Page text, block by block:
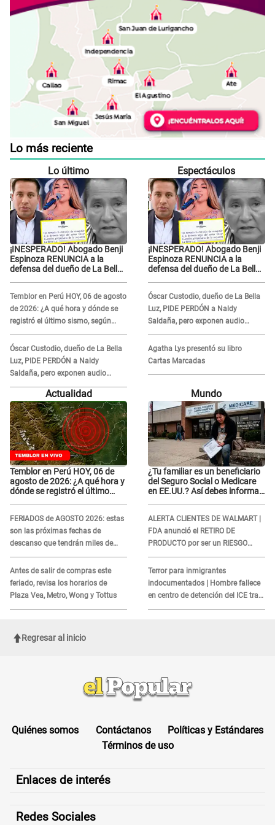
Lo más reciente
Lo último
¡INESPERADO! Abogado Benji
Espinoza RENUNCIA a la
defensa del dueño de La Bella
defender"
Temblor en Perú HOY, 06 de agosto
de 2026: ¿A qué hora y dónde se
registró el último sismo, según
IGP?
Óscar Custodio, dueño de La Bella
Luz, PIDE PERDÓN a Naldy
Saldaña, pero exponen audio
donde le reclama por VIDEOS: "No
hay necesidad de grabar"
Espectáculos
¡INESPERADO! Abogado Benji
Espinoza RENUNCIA a la
defensa del dueño de La Bella
defender"
Óscar Custodio, dueño de La Bella
Luz, PIDE PERDÓN a Naldy
Saldaña, pero exponen audio
donde le reclama por VIDEOS: "No
hay necesidad de grabar"
Agatha Lys presentó su libro
Cartas Marcadas
Actualidad
Temblor en Perú HOY, 06 de
agosto de 2026: ¿A qué hora y
dónde se registró el último
FERIADOS de AGOSTO 2026: estas
son las próximas fechas de
descanso que tendrán miles de
peruanos
Antes de salir de compras este
feriado, revisa los horarios de
Plaza Vea, Metro, Wong y Tottus
Mundo
¿Tu familiar es un beneficiario
del Seguro Social o Medicare
en EE.UU.? Así debes informar
ALERTA CLIENTES DE WALMART |
FDA anunció el RETIRO DE
PRODUCTO por ser un RIESGO
MORTAL para consumidores: ¿Cuál
es?
Terror para inmigrantes
indocumentados | Hombre fallece
en centro de detención del ICE tras
sufrir una "emergencia médica"
Regresar al inicio
Quiénes somos Contáctanos
Políticas y Estándares
Términos de uso
Enlaces de interés
Redes Sociales